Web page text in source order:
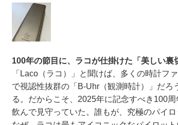
100年の節目に、ラコが仕掛けた「美しい裏
「Laco（ラコ）」と聞けば、多くの時計フ
で視認性抜群の「B-Uhr（観測時計）」だ
る。だからこそ、2025年に記念すべき100
飲んで見守っていた。誰もが、究極のパイ